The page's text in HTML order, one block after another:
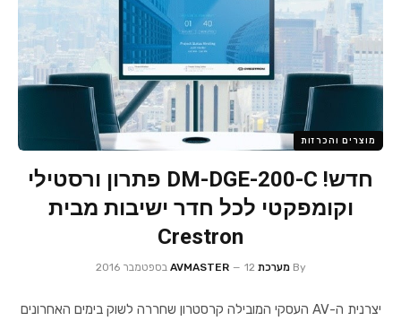
מוצרים והכרזות
חדש! DM-DGE-200-C פתרון ורסטילי
וקומפקטי לכל חדר ישיבות מבית
Crestron
By מערכת AVMASTER 12 בספטמבר 2016
יצרנית ה-AV העסקי המובילה קרסטרון שחררה לשוק בימים האחרונים